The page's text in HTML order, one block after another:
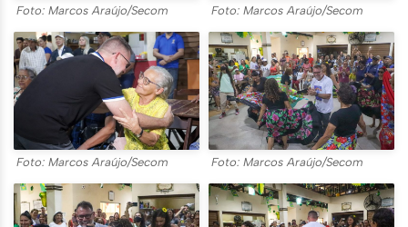
Foto: Marcos Araújo/Secom Foto: Marcos Araújo/Secom
Foto: Marcos Araújo/Secom Foto: Marcos Araújo/Secom